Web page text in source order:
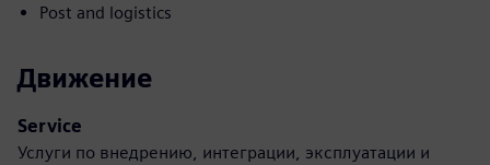
Post and logistics
Движение
Service
Услуги по внедрению, интеграции, эксплуатации и